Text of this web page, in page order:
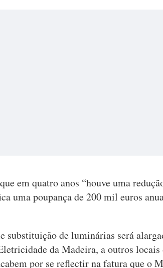
em quatro anos “houve uma
uma poupança de 200 mil euros
substituição de luminárias será
da Madeira, a outros locais
por se reflectir na fatura que o